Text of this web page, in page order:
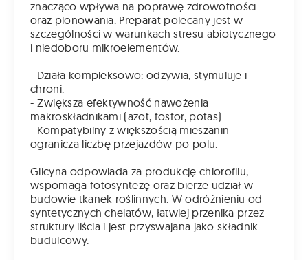
znacząco wpływa na poprawę zdrowotności
oraz plonowania. Preparat polecany jest w
szczególności w warunkach stresu abiotycznego
i niedoboru mikroelementów.
- Działa kompleksowo: odżywia, stymuluje i
chroni.
- Zwiększa efektywność nawożenia
makroskładnikami (azot, fosfor, potas).
- Kompatybilny z większością mieszanin –
ogranicza liczbę przejazdów po polu.
Glicyna odpowiada za produkcję chlorofilu,
wspomaga fotosyntezę oraz bierze udział w
budowie tkanek roślinnych. W odróżnieniu od
syntetycznych chelatów, łatwiej przenika przez
struktury liścia i jest przyswajana jako składnik
budulcowy.